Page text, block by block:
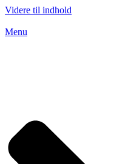
Videre til indhold
Menu